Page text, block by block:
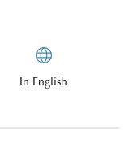
In English